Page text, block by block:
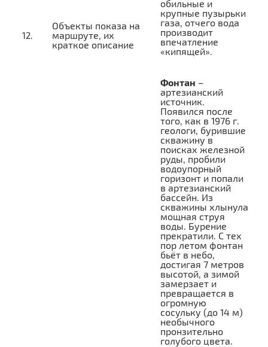
Объекты показа на
маршруте, их
краткое описание
обильные и
крупные пузырьки
газа, отчего вода
производит
впечатление
«кипящей».
Фонтан –
артезианский
источник.
Появился после
того, как в 1976 г.
геологи, бурившие
скважину в
поисках железной
руды, пробили
водоупорный
горизонт и попали
в артезианский
бассейн. Из
скважины хлынула
мощная струя
воды. Бурение
прекратили. С тех
пор летом фонтан
бьёт в небо,
достигая 7 метров
высотой, а зимой
замерзает и
превращается в
огромную
сосульку (до 14 м)
необычного
пронзительно
голубого цвета.